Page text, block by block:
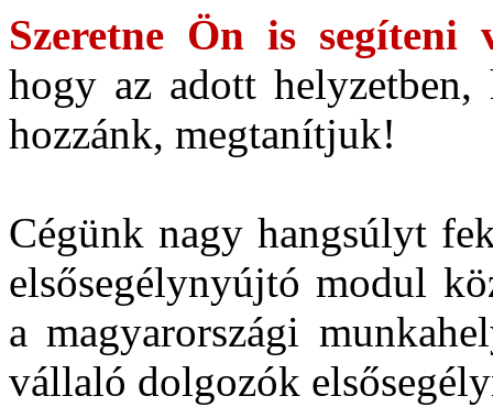
Szeretne Ön is segíteni
hogy az adott
hozzánk, megtanítjuk!
Cégünk nagy hangsúlyt
elsősegélynyújtó modul
a magyarországi
vállaló dolgozók